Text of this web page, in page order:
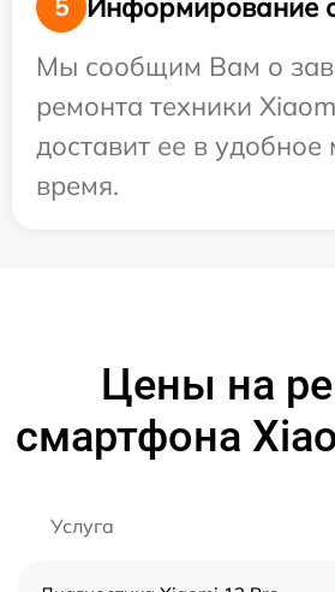
5
Мы сообщим Вам о
ремонта техники
доставит ее в удобное
время.
Цены на
смартфона
Услуга